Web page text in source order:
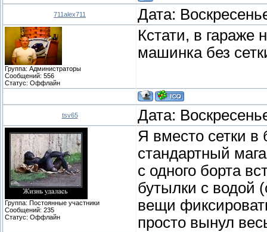
711alex711 Дата:
Группа: Администраторы
Сообщений: 556
Статус: Оффлайн
Кстати, в гараже
машинка без
tsv65 Дата:
Группа: Постоянные участники
Сообщений: 235
Статус: Оффлайн
Я вместо сетки в
стандартный
с одного борта
бутылки с водой
вещи
просто вынул